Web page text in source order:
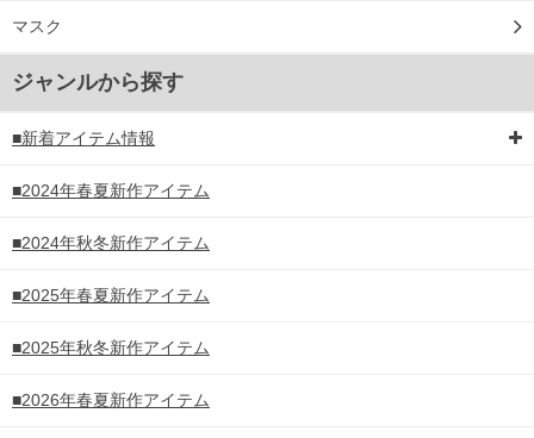
マスク
ジャンルから探す
■新着アイテム情報
■2024年春夏新作アイテム
■2024年秋冬新作アイテム
■2025年春夏新作アイテム
■2025年秋冬新作アイテム
■2026年春夏新作アイテム